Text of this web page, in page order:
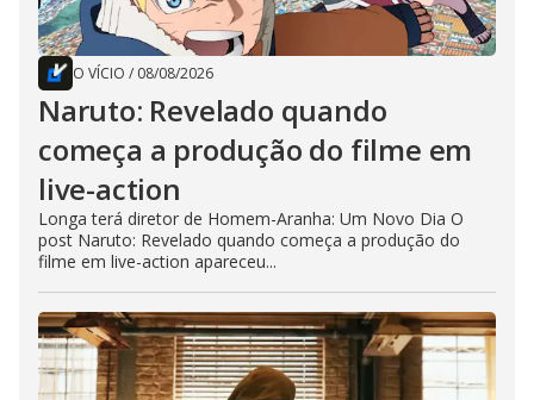
O VÍCIO / 08/08/2026
Naruto: Revelado quando
começa a produção do filme em
live-action
Longa terá diretor de Homem-Aranha: Um Novo Dia O
post Naruto: Revelado quando começa a produção do
filme em live-action apareceu...